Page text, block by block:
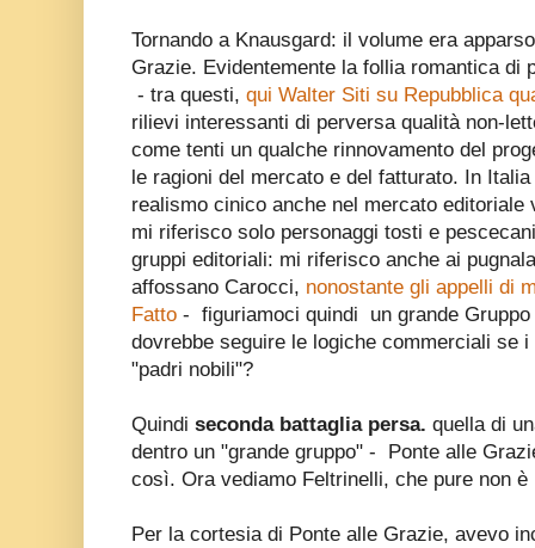
Tornando a Knausgard: il volume era
Grazie. Evidentemente la follia romantica di
- tra questi, qui Walter Siti su Repubblica
rilievi interessanti di perversa qualità non-
come tenti un qualche rinnovamento del
le ragioni del mercato e del fatturato. In
realismo cinico anche nel mercato editoriale
mi riferisco solo personaggi tosti e
gruppi editoriali: mi riferisco anche ai
affossano Carocci, nonostante gli appelli di
Fatto - figuriamoci quindi un grande Gruppo
dovrebbe seguire le logiche commerciali se
"padri nobili"?
Quindi seconda battaglia persa. quella di
dentro un "grande gruppo" - Ponte alle
così. Ora vediamo Feltrinelli, che pure non
Per la cortesia di Ponte alle Grazie, avevo